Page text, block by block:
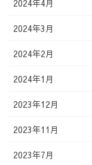
2024年4月
2024年3月
2024年2月
2024年1月
2023年12月
2023年11月
2023年7月